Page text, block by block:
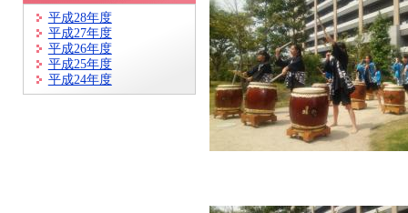
平成28年度
平成27年度
平成26年度
平成25年度
平成24年度